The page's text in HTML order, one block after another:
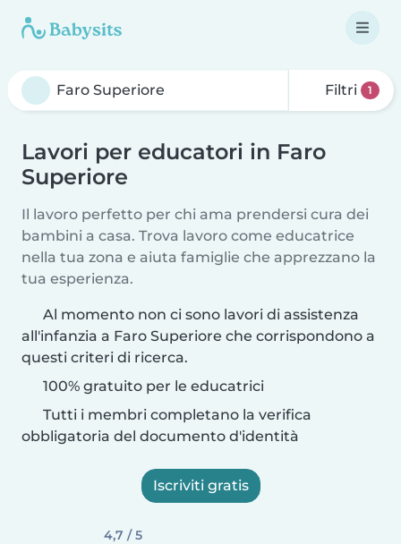
Filtri 1
Lavori per educatori in Faro
Superiore
Il lavoro perfetto per chi ama prendersi cura dei
bambini a casa. Trova lavoro come educatrice
nella tua zona e aiuta famiglie che apprezzano la
tua esperienza.
Al momento non ci sono lavori di assistenza
all'infanzia a Faro Superiore che corrispondono a
questi criteri di ricerca.
100% gratuito per le educatrici
Tutti i membri completano la verifica
obbligatoria del documento d'identità
Iscriviti gratis
4,7 / 5